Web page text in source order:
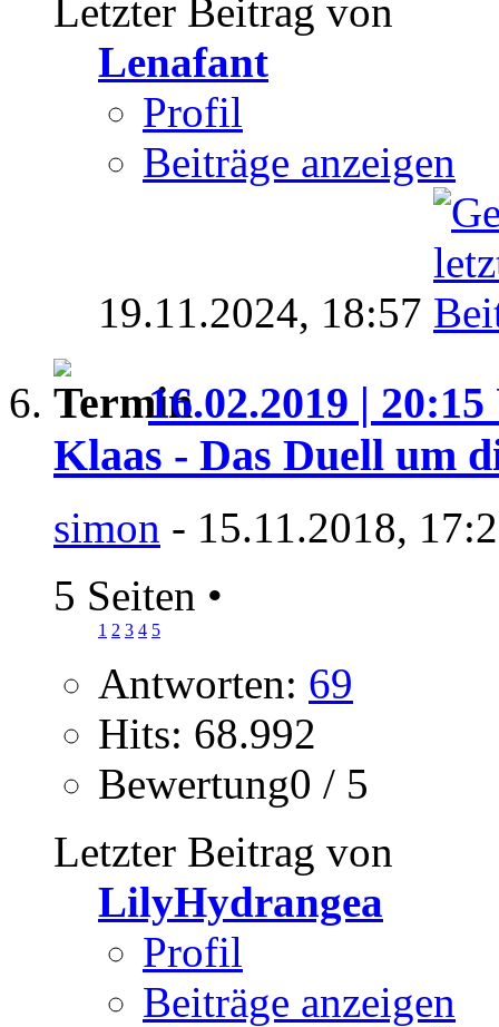
Letzter Beitrag von
Lenafant
Profil
Beiträge anzeigen
19.11.2024, 18:57
16.02.2019 |
Klaas - Das Duell um
simon - 15.11.2018,
5 Seiten •
1 2 3 4 5
Antworten: 69
Hits: 68.992
Bewertung0 / 5
Letzter Beitrag von
LilyHydrangea
Profil
Beiträge anzeigen